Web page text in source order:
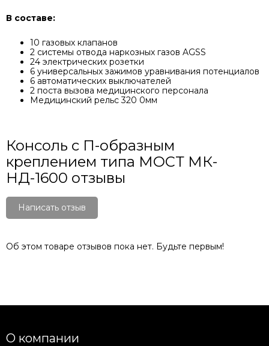
В составе:
10 газовых клапанов
2 системы отвода наркозных газов AGSS
24 электрических розетки
6 универсальных зажимов уравнивания потенциалов
6 автоматических выключателей
2 поста вызова медицинского персонала
Медицинский рельс 320 0мм
Консоль с П-образным
креплением типа МОСТ МК-
НД-1600 отзывы
Написать отзыв
Об этом товаре отзывов пока нет. Будьте первым!
О компании